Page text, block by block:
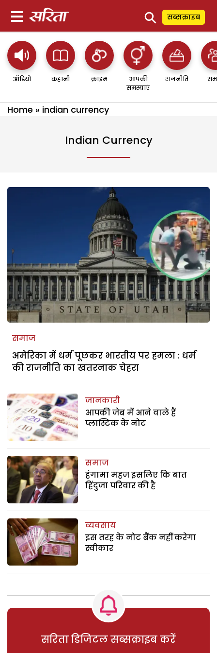
⚲ सब्सक्राइब
ऑडियो कहानी क्राइम
आपकी
समस्याएं
राजनीति
Home » indian currency
Indian Currency
समाज
अमेरिका में धर्म पूछकर भारतीय पर हमला : धर्म
की राजनीति का खतरनाक चेहरा
जानकारी
आपकी जेब में आने वाले हैं
प्लास्टिक के नोट
समाज
हंगामा महज इसलिए कि बात
हिंदुजा परिवार की है
व्यवसाय
इस तरह के नोट बैंक नहीं करेगा
स्वीकार
सरिता डिजिटल सब्सक्राइब करें